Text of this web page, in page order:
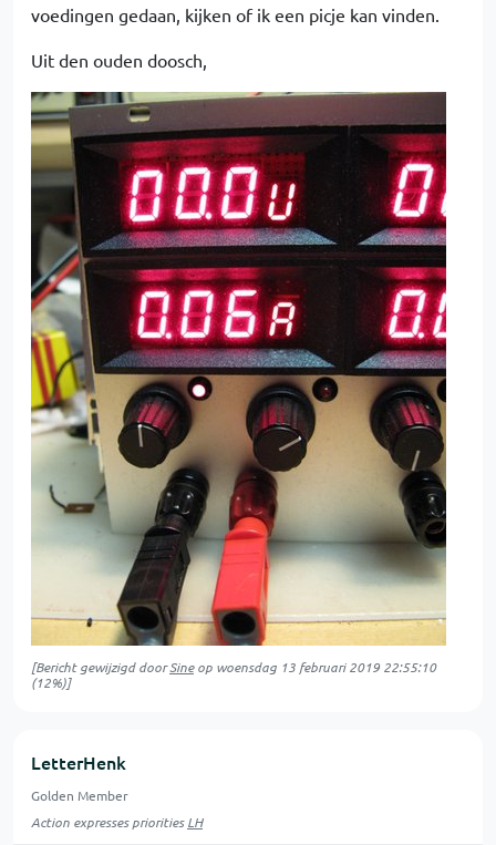
voedingen gedaan, kijken of ik een picje kan vinden.
Uit den ouden doosch,
[Bericht gewijzigd doorSineop woensdag 13 februari 2019 22:55:10
(12%)]
LetterHenk
Golden Member
Action expresses prioritiesLH